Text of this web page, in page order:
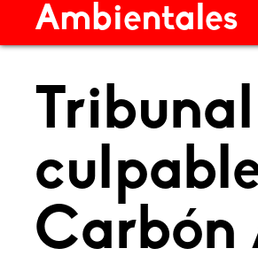
Ambientales
Carbón